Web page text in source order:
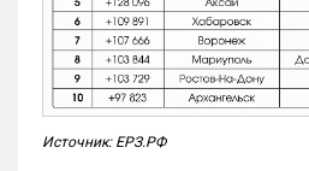
Источник: ЕРЗ.РФ